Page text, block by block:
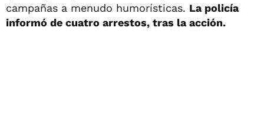
campañas a menudo humorísticas. La policía
informó de cuatro arrestos, tras la acción.